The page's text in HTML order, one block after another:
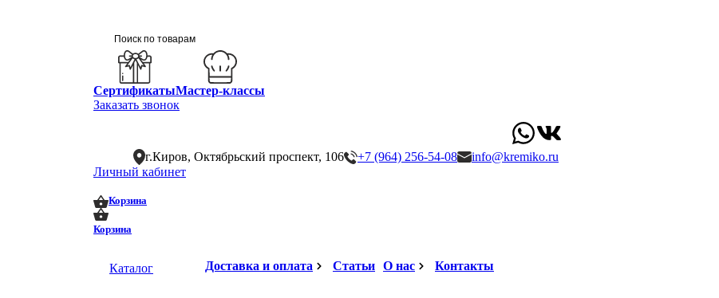
СертификатыМастер-классы
Заказать звонок
г.Киров, Октябрьский проспект, 106 +7 (964) 256-54-08
info@kremiko.ru
Личный кабинет
Корзина
Корзина
Каталог Доставка и оплата Статьи О нас Контакты